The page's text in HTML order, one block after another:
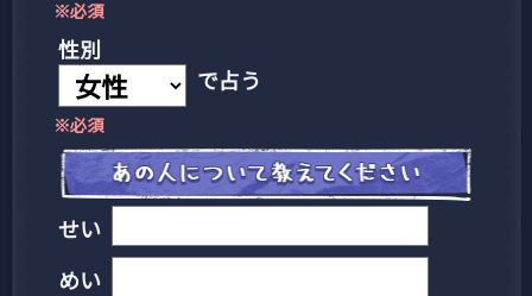
※必須
性別
で占う
※必須
せい
めい